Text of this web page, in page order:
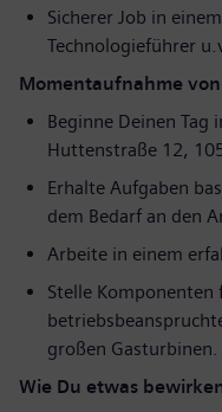
Sicherer Job in
Technologieführer
Momentaufnahme von
Beginne Deinen Tag
Huttenstraße 12,
Erhalte Aufgaben
dem Bedarf an den
Arbeite in einem
Stelle Komponenten
großen Gasturbinen.
Wie Du etwas